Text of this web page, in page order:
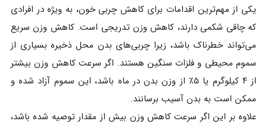
یکی از مهم‌ترین اقدامات برای کاهش چربی خون، به ویژه در افرادی
که چاقی شکمی دارند، کاهش وزن تدریجی است. کاهش وزن سریع
می‌تواند خطرناک باشد، زیرا چربی‌های بدن محل ذخیره بسیاری از
سموم محیطی و فلزات سنگین هستند. اگر سرعت کاهش وزن بیشتر
از ۴ کیلوگرم یا ۵٪ از وزن بدن در ماه باشد، این سموم آزاد شده و
ممکن است به بدن آسیب برسانند.
علاوه بر این اگر سرعت کاهش وزن بیش از مقدار توصیه شده باشد،